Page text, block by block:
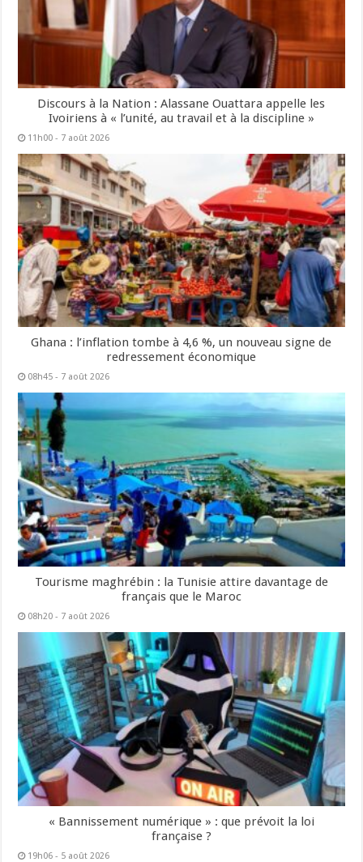
Discours à la Nation : Alassane Ouattara appelle les
Ivoiriens à « l’unité, au travail et à la discipline »
11h00 - 7 août 2026
Ghana : l’inflation tombe à 4,6 %, un nouveau signe de
redressement économique
08h45 - 7 août 2026
Tourisme maghrébin : la Tunisie attire davantage de
français que le Maroc
08h20 - 7 août 2026
« Bannissement numérique » : que prévoit la loi
française ?
19h06 - 5 août 2026